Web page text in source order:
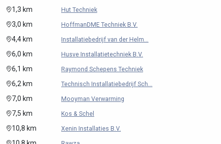
1,3 km Hut Techniek
3,0 km HoffmanDME Techniek B.V.
4,4 km Installatiebedrijf van der Helm...
6,0 km Husve Installatietechniek B.V.
6,1 km Raymond Schepens Techniek
6,2 km Technisch Installatiebedrijf Sch...
7,0 km Mooyman Verwarming
7,5 km Kos & Schel
10,8 km Xenin Installaties B.V.